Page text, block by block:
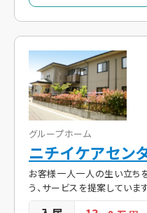
グループホーム
ニチイケアセン
お客様一人一人の生い立ち
う、サービスを提案しています